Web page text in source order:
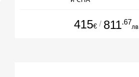
415€ / 811.67
лв.